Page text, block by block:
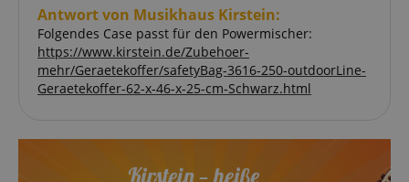
Antwort von Musikhaus Kirstein:
Folgendes Case passt für den Powermischer:
https://www.kirstein.de/Zubehoer-
mehr/Geraetekoffer/safetyBag-3616-250-outdoorLine-
Geraetekoffer-62-x-46-x-25-cm-Schwarz.html